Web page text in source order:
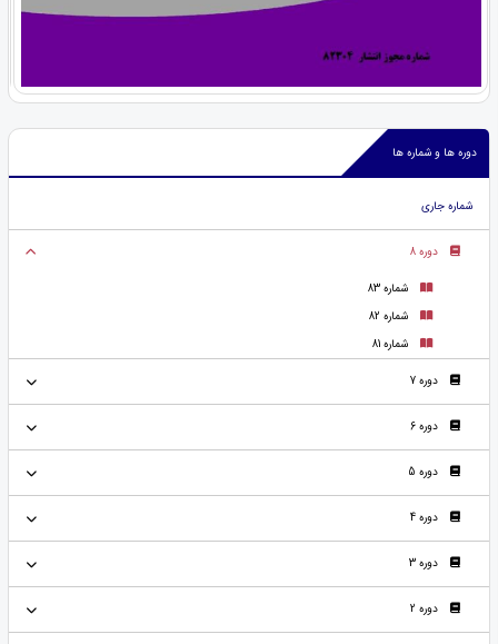
دوره ها و شماره ها
شماره جاری
دوره 8
شماره 83
شماره 82
شماره 81
دوره 7
دوره 6
دوره 5
دوره 4
دوره 3
دوره 2